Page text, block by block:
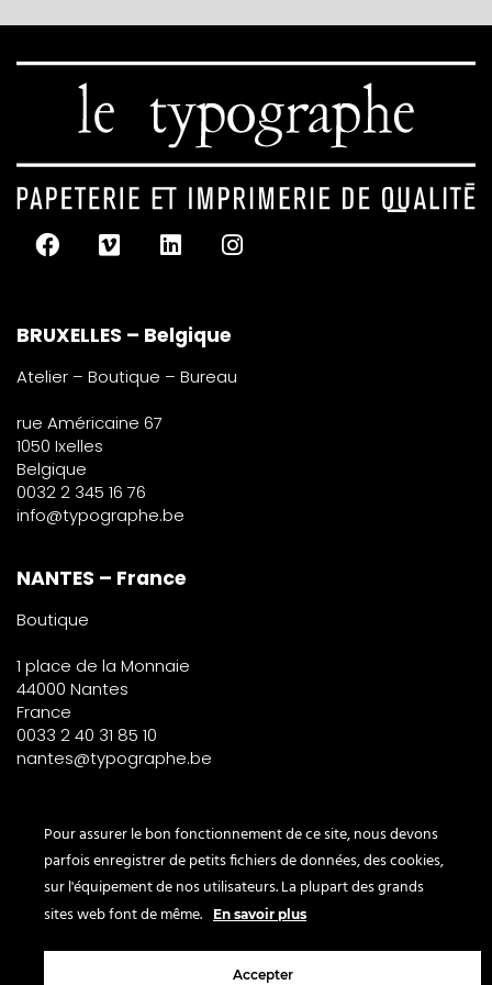
BRUXELLES – Belgique
Atelier – Boutique – Bureau
rue Américaine 67
1050 Ixelles
Belgique
0032 2 345 16 76
info@typographe.be
NANTES – France
Boutique
1 place de la Monnaie
44000 Nantes
France
0033 2 40 31 85 10
nantes@typographe.be
PARIS – France
Corner
le Bon Marché
24 rue de Sèvres
Pour assurer le bon fonctionnement de ce site, nous devons
parfois enregistrer de petits fichiers de données, des cookies,
sur l'équipement de nos utilisateurs. La plupart des grands
sites web font de même.
En savoir plus
Accepter